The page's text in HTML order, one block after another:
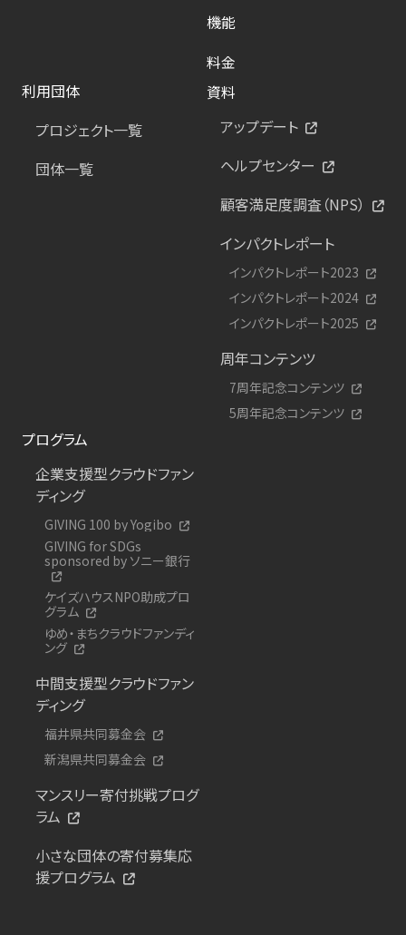
機能
料金
利用団体
プロジェクト一覧
団体一覧
資料
アップデート
ヘルプセンター
顧客満足度調査（NPS）
インパクトレポート
インパクトレポート2023
インパクトレポート2024
インパクトレポート2025
周年コンテンツ
7周年記念コンテンツ
5周年記念コンテンツ
プログラム
企業支援型クラウドファン
ディング
GIVING 100 by Yogibo
GIVING for SDGs
sponsored by ソニー銀行
ケイズハウスNPO助成プロ
グラム
ゆめ・まちクラウドファンディ
ング
中間支援型クラウドファン
ディング
福井県共同募金会
新潟県共同募金会
マンスリー寄付挑戦プログ
ラム
小さな団体の寄付募集応
援プログラム